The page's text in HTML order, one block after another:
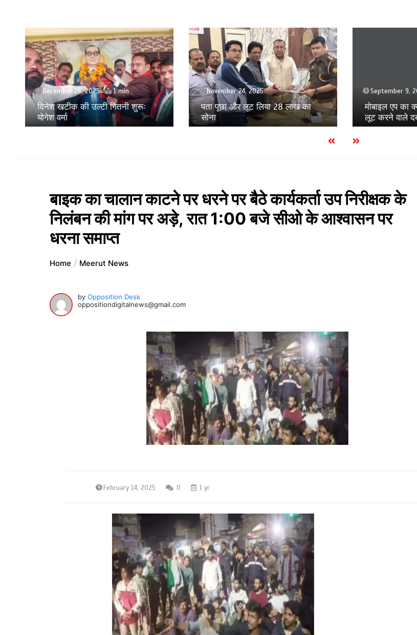
November 24, 2025
पता पूछा और लूट लिया 28 लाख का
सोना
September 9, 2025 1 min
मोबाइल एप का क्यू आर कोड स्कैन कर
लूट करने वाले दबोचे
September 5,
मुस्कान के होने
जान का खतरा
बाइक का चालान काटने पर धरने पर बैठे कार्यकर्ता उप निरीक्षक के
निलंबन की मांग पर अड़े, रात 1:00 बजे सीओ के आश्वासन पर
धरना समाप्त
Home Meerut News
by Opposition Desk
oppositiondigitalnews@gmail.com
February 14, 2025 0 1 yr